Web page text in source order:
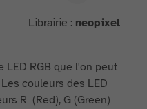
Librairie : neopixel
LED RGB que l'on peut
couleurs des LED
R (Red), G (Green)